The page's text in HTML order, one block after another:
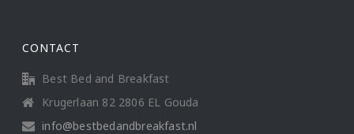
CONTACT
Best Bed and Breakfast
Krugerlaan 82 2806 EL Gouda
info@bestbedandbreakfast.nl